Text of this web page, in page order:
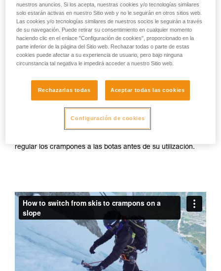
El primer reflejo debe ser asegurarse con un tornillo o
cualquier otro anclaje improvisado, ya que existe un gran
riesgo de perder el equilibrio o resbalar durante las
numerosas manipulaciones de material.
Atención, Tony Lamiche utiliza una técnica personal para
atarse los crampones, que presenta una ventaja de confort,
pero un riesgo mayor de engancharse los crampones entre
sí durante la marcha. Petzl recomienda respetar la ficha
regular los crampones a las botas antes de su utilización.
nuestros anuncios. Si los acepta, nuestras cookies y/o tecnologías similares
solo estarán activas en nuestro Sitio web y no le seguirán en otros sitios web.
Las cookies y/o tecnologías similares de nuestros socios le seguirán a través
de su navegación. Puede retirar su consentimiento en cualquier momento
haciendo clic en el enlace "Configuración de cookies", proporcionado en la
parte inferior de la página del Sitio web. Rechazar todas o parte de estas
cookies puede afectar a su experiencia de usuario, pero bajo ninguna
circunstancia tal negativa le impedirá acceder a nuestro Sitio web.
Rechazarlas todas Aceptar todas las cookies
Configuración de cookies